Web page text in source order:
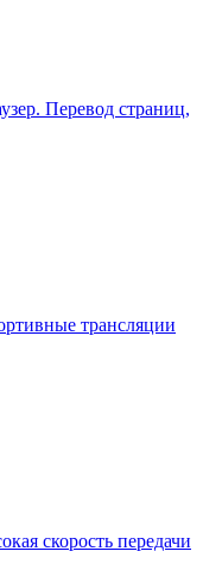
Перевод страниц,
трансляции
скорость передачи